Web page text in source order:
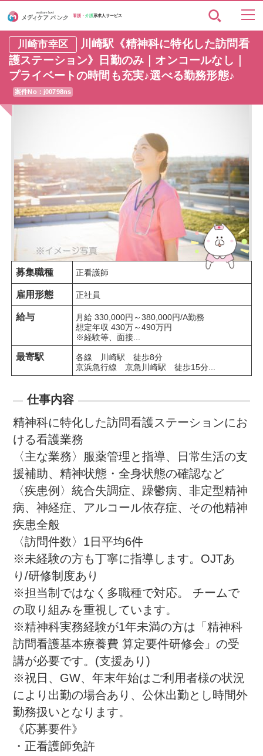
看護・介護系求人サービス
川崎市幸区
川崎駅《精神科に特化した訪問看
護ステーション》日勤のみ｜オンコールなし｜
プライベートの時間も充実♪選べる勤務形態♪
案件No：j00798ns
募集職種 正看護師
雇用形態 正社員
給与
月給 330,000円～380,000円/A勤務
想定年収 430万～490万円
※経験等、面接...
最寄駅
各線　川崎駅　徒歩8分
京浜急行線　京急川崎駅　徒歩15分...
仕事内容
精神科に特化した訪問看護ステーションにお
ける看護業務
〈主な業務〉服薬管理と指導、日常生活の支
援補助、精神状態・全身状態の確認など
〈疾患例〉統合失調症、躁鬱病、非定型精神
病、神経症、アルコール依存症、その他精神
疾患全般
〈訪問件数〉1日平均6件
※未経験の方も丁寧に指導します。OJTあ
り/研修制度あり
※担当制ではなく多職種で対応。 チームで
の取り組みを重視しています。
※精神科実務経験が1年未満の方は「精神科
訪問看護基本療養費 算定要件研修会」の受
講が必要です。(支援あり)
※祝日、GW、年末年始はご利用者様の状況
により出勤の場合あり、公休出勤とし時間外
勤務扱いとなります。
《応募要件》
・正看護師免許